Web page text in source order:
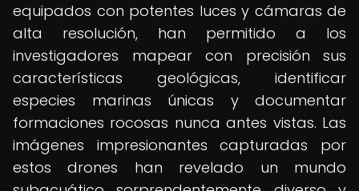
equipados con potentes luces y cámaras de
alta resolución, han permitido a los
investigadores mapear con precisión sus
características geológicas, identificar
especies marinas únicas y documentar
formaciones rocosas nunca antes vistas. Las
imágenes impresionantes capturadas por
estos drones han revelado un mundo